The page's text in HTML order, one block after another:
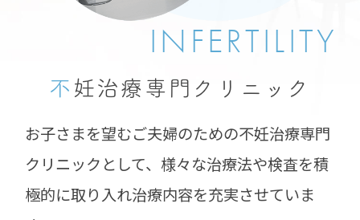
INFERTILITY
不 妊治療専門 クリニック
お子さまを望むご夫婦のための不妊治療専門
クリニックとして、様々な治療法や検査を積
極的に取り入れ治療内容を充実させていま